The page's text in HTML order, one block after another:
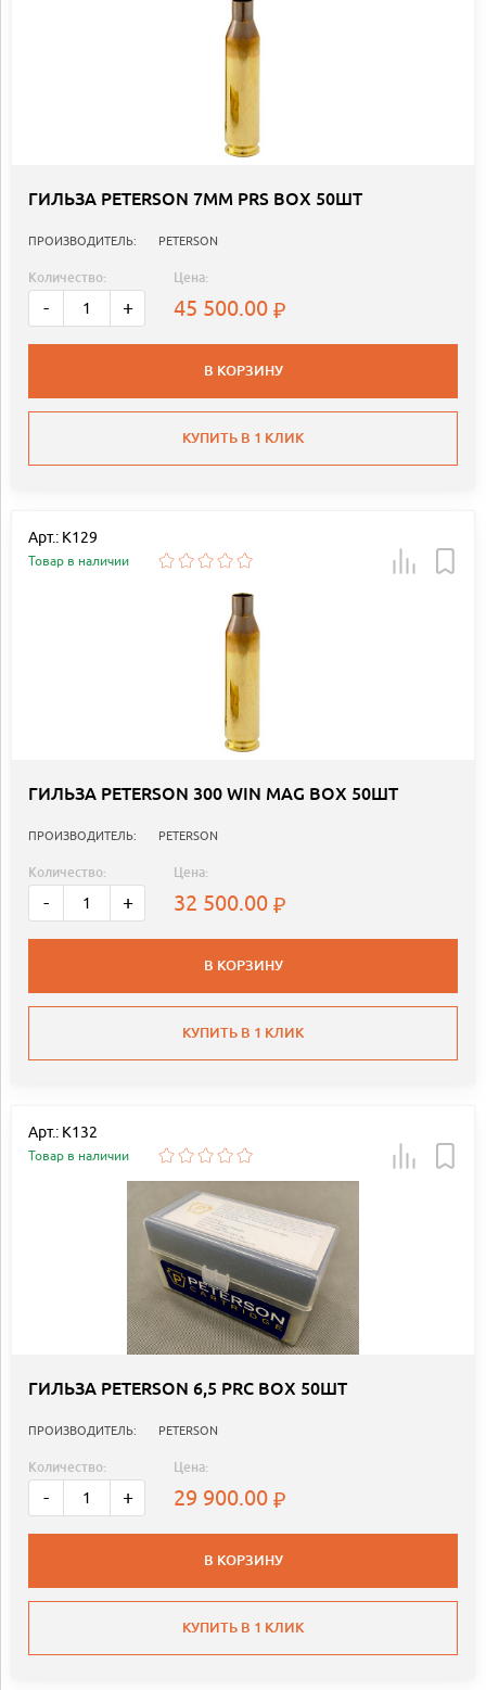
ГИЛЬЗА PETERSON 7MM PRS BOX 50ШТ
ПРОИЗВОДИТЕЛЬ: PETERSON
Количество:
- +
Цена:
45 500.00
В КОРЗИНУ
КУПИТЬ В 1 КЛИК
Арт.: K129
Товар в наличии
ГИЛЬЗА PETERSON 300 WIN MAG BOX 50ШТ
ПРОИЗВОДИТЕЛЬ: PETERSON
Количество:
- +
Цена:
32 500.00
В КОРЗИНУ
КУПИТЬ В 1 КЛИК
Арт.: K132
Товар в наличии
ГИЛЬЗА PETERSON 6,5 PRC BOX 50ШТ
ПРОИЗВОДИТЕЛЬ: PETERSON
Количество:
- +
Цена:
29 900.00
В КОРЗИНУ
КУПИТЬ В 1 КЛИК